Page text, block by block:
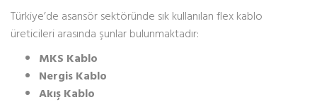
Türkiye’de asansör sektöründe sık kullanılan flex kablo
üreticileri arasında şunlar bulunmaktadır:
MKS Kablo
Nergis Kablo
Akış Kablo